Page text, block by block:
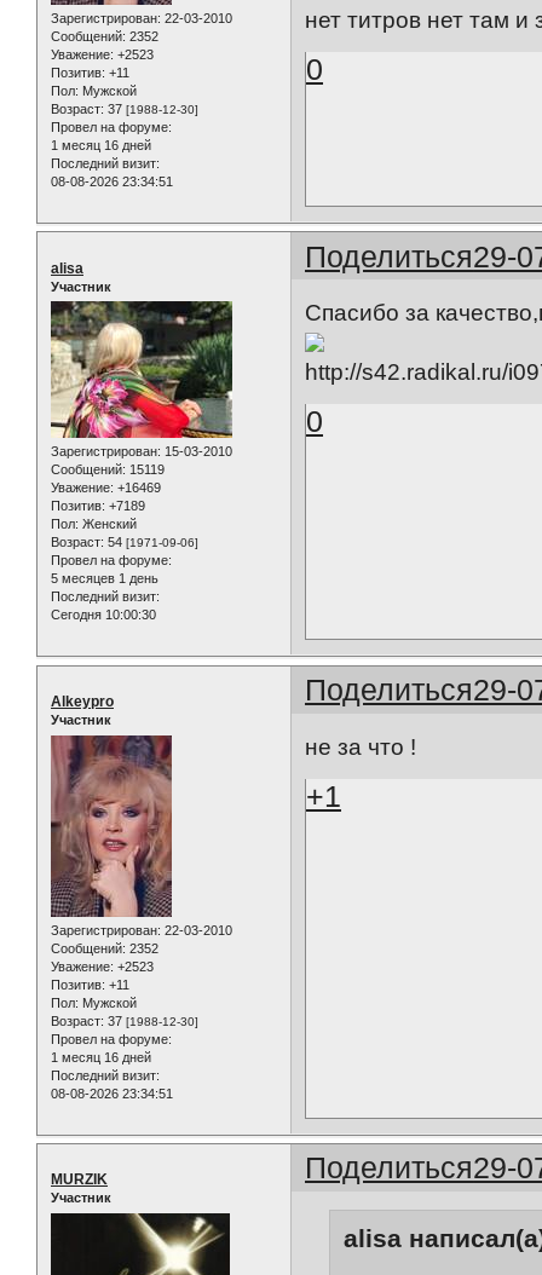
Зарегистрирован: 22-03-2010
Сообщений: 2352
Уважение: +2523
Позитив: +11
Пол: Мужской
Возраст: 37 [1988-12-30]
Провел на форуме:
1 месяц 16 дней
Последний визит:
08-08-2026 23:34:51
нет титров нет там и
0
Поделиться29-
alisa
Участник
Зарегистрирован: 15-03-2010
Сообщений: 15119
Уважение: +16469
Позитив: +7189
Пол: Женский
Возраст: 54 [1971-09-06]
Провел на форуме:
5 месяцев 1 день
Последний визит:
Сегодня 10:00:30
Спасибо за
0
Поделиться29-
Alkeypro
Участник
Зарегистрирован: 22-03-2010
Сообщений: 2352
Уважение: +2523
Позитив: +11
Пол: Мужской
Возраст: 37 [1988-12-30]
Провел на форуме:
1 месяц 16 дней
Последний визит:
08-08-2026 23:34:51
не за что !
+1
Поделиться29-
MURZIK
Участник
alisa